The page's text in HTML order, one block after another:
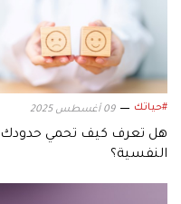
#حياتك 09 أغسطس 2025
هل تعرف كيف تحمي حدودك
النفسية؟